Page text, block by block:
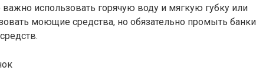
использовать горячую воду и мягкую губку или
моющие средства, но обязательно промыть банки